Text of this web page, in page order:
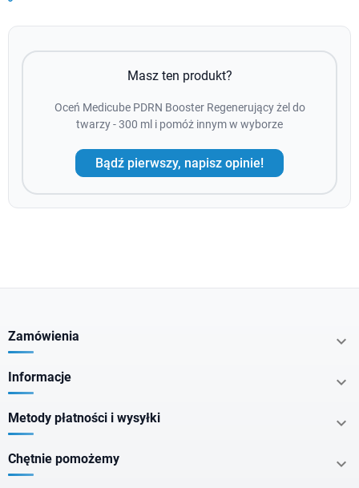
Masz ten produkt?
Oceń Medicube PDRN Booster Regenerujący żel do
twarzy - 300 ml i pomóż innym w wyborze
Bądź pierwszy, napisz opinie!
Zamówienia 
Informacje 
Metody płatności i wysyłki 
Chętnie pomożemy 